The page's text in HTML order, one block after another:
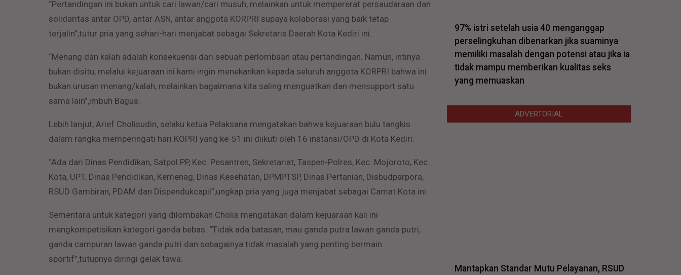
“Pertandingan ini bukan untuk cari lawan/cari musuh, melainkan untuk mempererat persaudaraan dan
solidaritas antar OPD, antar ASN, antar anggota KORPRI supaya kolaborasi yang baik tetap
terjalin”,tutur pria yang sehari-hari menjabat sebagai Sekretaris Daerah Kota Kediri ini.
“Menang dan kalah adalah konsekuensi dari sebuah perlombaan atau pertandingan. Namun, intinya
bukan disitu, melalui kejuaraan ini kami ingin menekankan kepada seluruh anggota KORPRI bahwa ini
bukan urusan menang/kalah, melainkan bagaimana kita saling menguatkan dan mensupport satu
sama lain”,imbuh Bagus.
Lebih lanjut, Arief Cholisudin, selaku ketua Pelaksana mengatakan bahwa kejuaraan bulu tangkis
dalam rangka memperingati hari KOPRI yang ke-51 ini diikuti oleh 16 instansi/OPD di Kota Kediri.
“Ada dari Dinas Pendidikan, Satpol PP, Kec. Pesantren, Sekretariat, Taspen-Polres, Kec. Mojoroto, Kec.
Kota, UPT. Dinas Pendidikan, Kemenag, Dinas Kesehatan, DPMPTSP, Dinas Pertanian, Disbudparpora,
RSUD Gambiran, PDAM dan Dispendukcapil”,ungkap pria yang juga menjabat sebagai Camat Kota ini.
Sementara untuk kategori yang dilombakan Cholis mengatakan dalam kejuaraan kali ini
mengkompetisikan kategori ganda bebas. “Tidak ada batasan, mau ganda putra lawan ganda putri,
ganda campuran lawan ganda putri dan sebagainya tidak masalah yang penting bermain
sportif”,tutupnya diringi gelak tawa.
97% istri setelah usia 40 menganggap
perselingkuhan dibenarkan jika suaminya
memiliki masalah dengan potensi atau jika ia
tidak mampu memberikan kualitas seks
yang memuaskan
ADVERTORIAL
Mantapkan Standar Mutu Pelayanan, RSUD